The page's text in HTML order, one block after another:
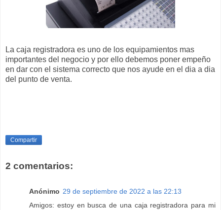
La caja registradora es uno de los equipamientos mas
importantes del negocio y por ello debemos poner empeño
en dar con el sistema correcto que nos ayude en el dia a dia
del punto de venta.
Compartir
2 comentarios:
Anónimo 29 de septiembre de 2022 a las 22:13
Amigos: estoy en busca de una caja registradora para mi